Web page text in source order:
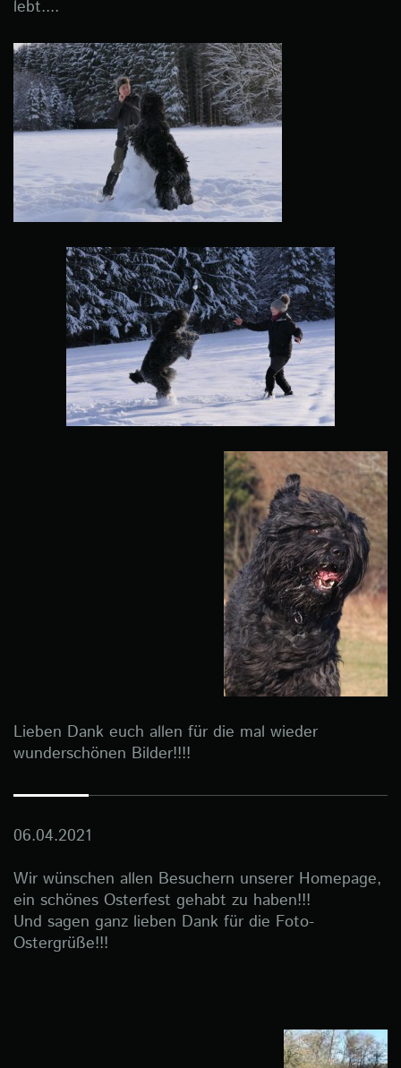
lebt....
Lieben Dank euch allen für die mal wieder
wunderschönen Bilder!!!!
06.04.2021
Wir wünschen allen Besuchern unserer Homepage,
ein schönes Osterfest gehabt zu haben!!!
Und sagen ganz lieben Dank für die Foto-
Ostergrüße!!!